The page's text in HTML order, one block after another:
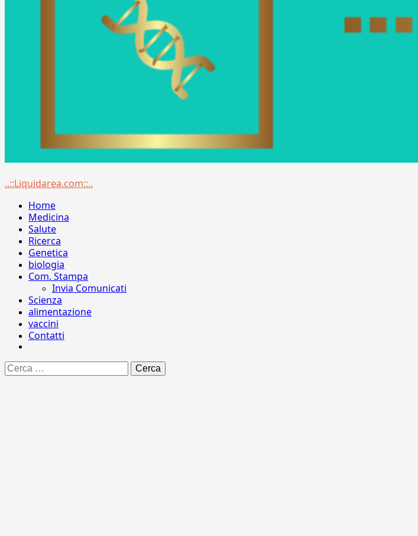
Menu
..::Liquidarea.com::..
Home
Medicina
Salute
Ricerca
Genetica
biologia
Com. Stampa
Invia Comunicati
Scienza
alimentazione
vaccini
Contatti
Ricerca
per: